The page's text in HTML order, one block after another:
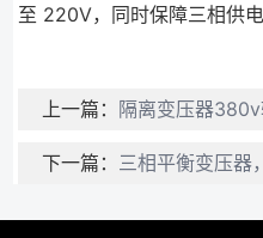
至 220V，同时保障三相供
上一篇： 隔离变压器
下一篇： 三相平衡变压器，380v转